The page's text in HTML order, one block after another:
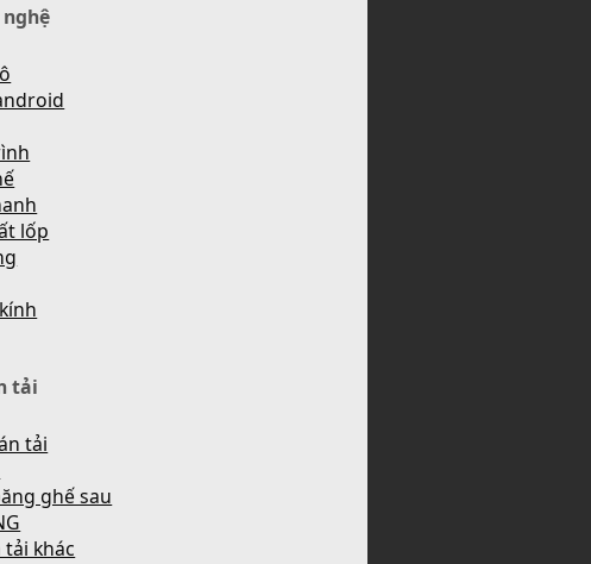
lốp
tải
tải
ghế sau
tải khác